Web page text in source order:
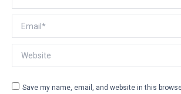
Email *
Website
Save my name, email, and website in this